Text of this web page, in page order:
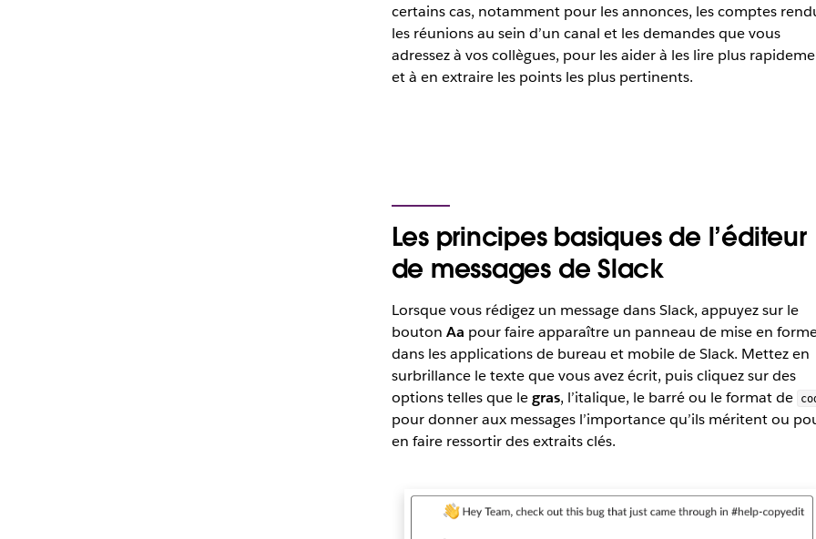
certains cas, notamment pour les annonces, les comptes
les réunions au sein d’un canal et les demandes que vous
adressez à vos collègues, pour les aider à les lire plus
et à en extraire les points les plus pertinents.
Les principes basiques de l’éditeur
de messages de Slack
Lorsque vous rédigez un message dans Slack, appuyez sur le
bouton Aa pour faire apparaître un panneau de mise en
dans les applications de bureau et mobile de Slack. Mettez en
surbrillance le texte que vous avez écrit, puis cliquez sur des
options telles que legras, l’italique, le barré ou le format de
pour donner aux messages l’importance qu’ils méritent ou
en faire ressortir des extraits clés.